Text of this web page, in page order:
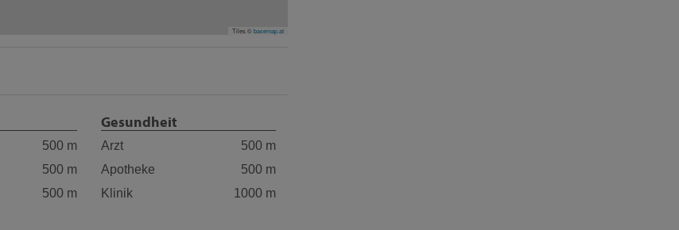
Tiles ©basemap.at
500 m
500 m
500 m
Gesundheit
Arzt
500 m
Apotheke
500 m
Klinik
1000 m